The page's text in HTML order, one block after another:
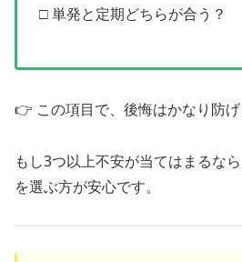
□ 単発と定期どちらが合う？
👉 この項目で、後悔はかなり防げ
もし3つ以上不安が当てはまるな
を選ぶ方が安心です。